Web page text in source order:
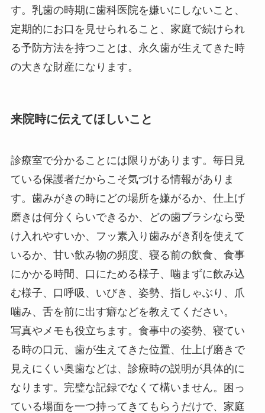
す。乳歯の時期に歯科医院を嫌いにしないこと、
定期的にお口を見せられること、家庭で続けられ
る予防方法を持つことは、永久歯が生えてきた時
の大きな財産になります。
来院時に伝えてほしいこと
診療室で分かることには限りがあります。毎日見
ている保護者だからこそ気づける情報がありま
す。歯みがきの時にどの場所を嫌がるか、仕上げ
磨きは何分くらいできるか、どの歯ブラシなら受
け入れやすいか、フッ素入り歯みがき剤を使えて
いるか、甘い飲み物の頻度、寝る前の飲食、食事
にかかる時間、口にためる様子、噛まずに飲み込
む様子、口呼吸、いびき、姿勢、指しゃぶり、爪
噛み、舌を前に出す癖などを教えてください。
写真やメモも役立ちます。食事中の姿勢、寝てい
る時の口元、歯が生えてきた位置、仕上げ磨きで
見えにくい奥歯などは、診療時の説明が具体的に
なります。完璧な記録でなくて構いません。困っ
ている場面を一つ持ってきてもらうだけで、家庭